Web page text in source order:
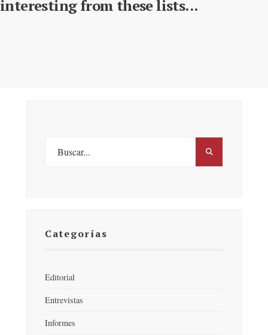
interesting from these lists...
Categorías
Editorial
Entrevistas
Informes